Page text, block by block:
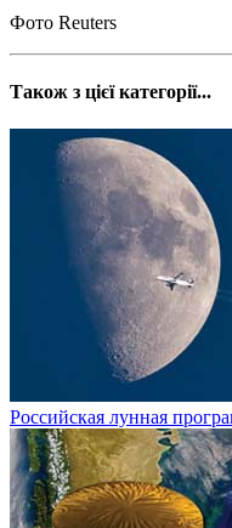
Фото Reuters
Також з цієї категорії...
Российская лунная